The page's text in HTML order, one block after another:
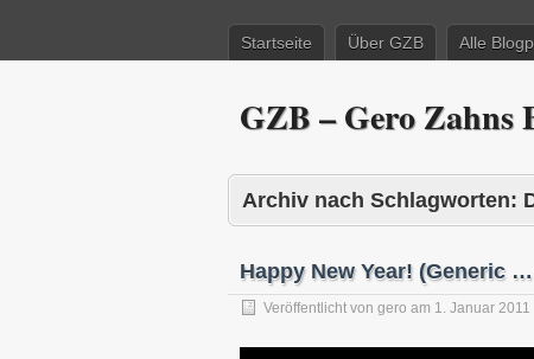
Startseite Über GZB Alle
GZB – Gero Zahns
Archiv nach Schlagworten:
Happy New Year! (Generic
Veröffentlicht von gero am 1. Januar 2011